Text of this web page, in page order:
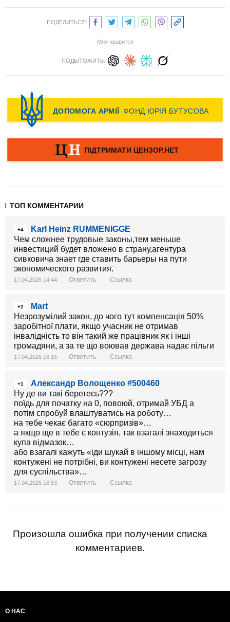
ПОДЕЛИТЬСЯ:
Мне нравится
ПОДЫТОЖИТЬ:
ТОП КОММЕНТАРИИ
+4
Karl Heinz RUMMENIGGE
Чем сложнее трудовые законы,тем меньше
инвестиций будет вложено в страну,агентура
сивковича знает где ставить барьеры на пути
экономического развития.
17.04.2025 14:44 Ответить Ссылка
+2
Mart
Незрозумілий закон, до чого тут компенсація 50%
заробітної плати, якщо учасник не отримав
інвалідність то він такий же працівник як і інші
громадяни, а за те що воював держава надає пільги
17.04.2025 16:15 Ответить Ссылка
+1
Александр Волощенко #500460
Ну де ви такі беретесь???
поїдь для початку на 0, повоюй, отримай УБД а
потім спробуй влаштуватись на роботу…
на тебе чекає багато «сюрпризів»…
а якщо ще в тебе є контузія, так взагалі знаходиться
купа відмазок…
або взагалі кажуть «іди шукай в іншому місці, нам
контужені не потрібні, ви контужені несете загрозу
для суспільства»…
17.04.2025 16:53 Ответить Ссылка
Произошла ошибка при получении списка
комментариев.
О НАС